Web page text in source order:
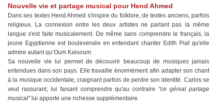
Nouvelle vie et partage musical pour Hend Ahmed
Dans ses textes Hend Ahmed s'inspire du folklore, de textes anciens, parfois
religieux. La connexion entre les deux artistes ne parlant pas la même
langue s'est faite musicalement. De même sans comprendre le français, la
jeune Egyptienne est bouleversée en entendant chanter Edith Piaf qu'elle
admire autant qu’Oum Kalsoum.
Sa nouvelle vie lui permet de découvrir beaucoup de musiques jamais
entendues dans son pays. Elle travaille énormément afin adapter son chant
à la musique occidentale, craignant parfois de perdre son identité. Carlos se
veut rassurant, lui faisant comprendre qu'au contraire "ce génial partage
musical"lui apporte une richesse supplémentaire.